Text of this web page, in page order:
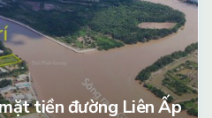
tiền đường Liên Ấp